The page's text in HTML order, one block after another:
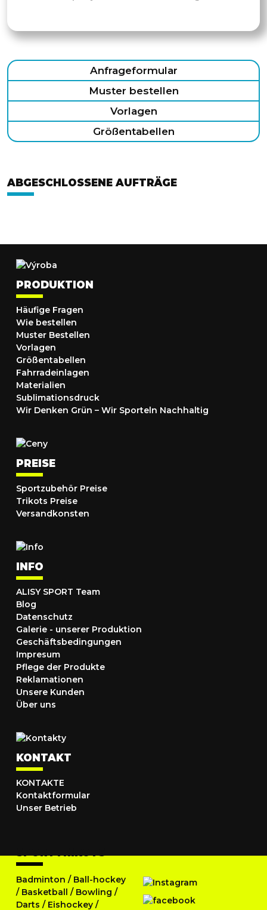
Anfrageformular
Muster bestellen
Vorlagen
Größentabellen
ABGESCHLOSSENE AUFTRÄGE
PRODUKTION
Häufige Fragen
Wie bestellen
Muster Bestellen
Vorlagen
Größentabellen
Fahrradeinlagen
Materialien
Sublimationsdruck
Wir Denken Grün – Wir Sporteln Nachhaltig
PREISE
Sportzubehör Preise
Trikots Preise
Versandkonsten
INFO
ALISY SPORT Team
Blog
Datenschutz
Galerie - unserer Produktion
Geschäftsbedingungen
Impresum
Pflege der Produkte
Reklamationen
Unsere Kunden
Über uns
KONTAKT
KONTAKTE
Kontaktformular
Unser Betrieb
SPORTTRIKOTS
Badminton / Ball-hockey
/ Basketball / Bowling /
Darts / Eishockey /